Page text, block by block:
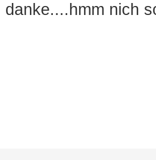
danke....hmm nich